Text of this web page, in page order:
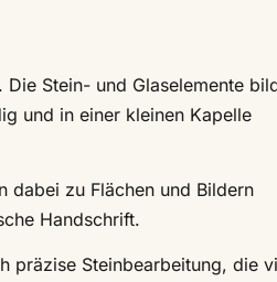
Stein- und Glaselemente
und in einer kleinen Kapelle
dabei zu Flächen und Bildern
Handschrift.
präzise Steinbearbeitung, die